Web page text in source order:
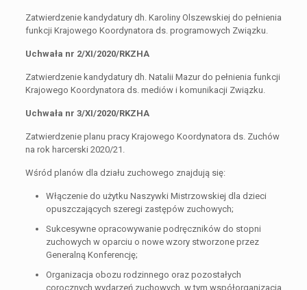
Zatwierdzenie kandydatury dh. Karoliny Olszewskiej do pełnienia
funkcji Krajowego Koordynatora ds. programowych Związku.
Uchwała nr 2/XI/2020/RKZHA
Zatwierdzenie kandydatury dh. Natalii Mazur do pełnienia funkcji
Krajowego Koordynatora ds. mediów i komunikacji Związku.
Uchwała nr 3/XI/2020/RKZHA
Zatwierdzenie planu pracy Krajowego Koordynatora ds. Zuchów
na rok harcerski 2020/21.
Wśród planów dla działu zuchowego znajdują się:
Włączenie do użytku Naszywki Mistrzowskiej dla dzieci
opuszczających szeregi zastępów zuchowych;
Sukcesywne opracowywanie podręczników do stopni
zuchowych w oparciu o nowe wzory stworzone przez
Generalną Konferencję;
Organizacja obozu rodzinnego oraz pozostałych
corocznych wydarzeń zuchowych, w tym współorganizacja